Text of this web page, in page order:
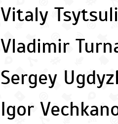
Vitaly
Vladimir
Sergey
Igor